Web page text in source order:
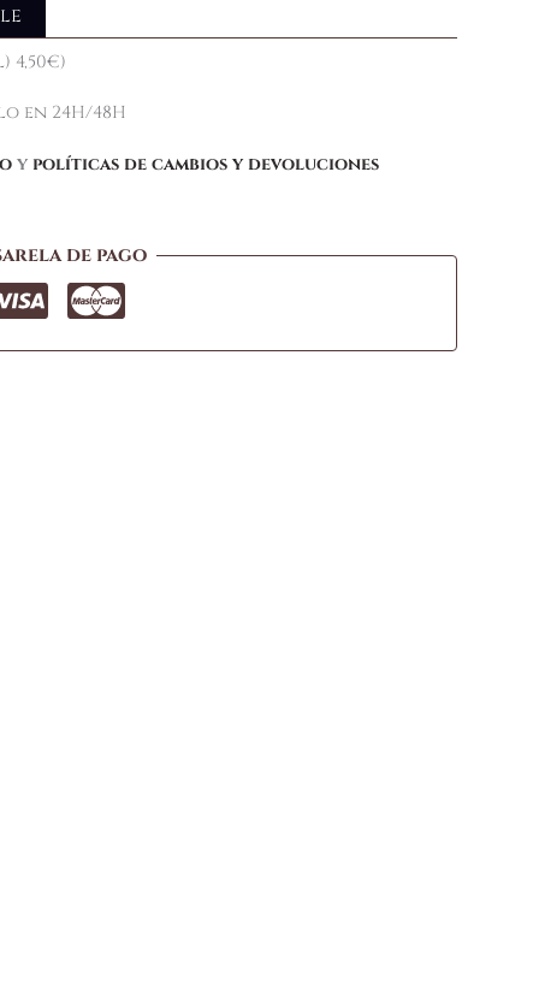
4,50€)
en 24H/48H
y políticas de cambios y devoluciones
de pago